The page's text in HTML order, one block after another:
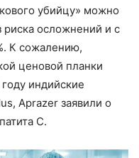
убийцу» можно
риска осложнений и с
К сожалению,
ценовой планки
индийские
Aprazer заявили о
С.